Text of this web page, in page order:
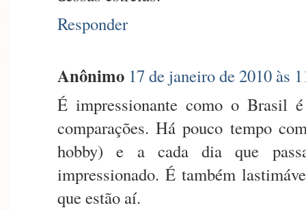
Responder
Anônimo 17 de janeiro de 2010 às
É impressionante como o Brasil
comparações. Há pouco tempo
hobby) e a cada dia que
impressionado. É também
que estão aí.